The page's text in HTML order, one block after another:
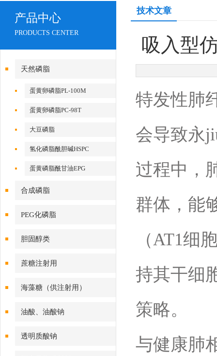
产品中心
PRODUCTS CENTER
天然磷脂
蛋黄卵磷脂PL-100M
蛋黄卵磷脂PC-98T
大豆磷脂
氢化磷脂酰胆碱HSPC
蛋黄磷脂酰甘油EPG
合成磷脂
PEG化磷脂
胆固醇类
蔗糖注射用
海藻糖（供注射用）
油酸、油酸钠
透明质酸钠
技术文章
吸入型
特发性肺
会导致永
过程中，
群体，能
（AT1细
持其干细
策略。
与健康肺